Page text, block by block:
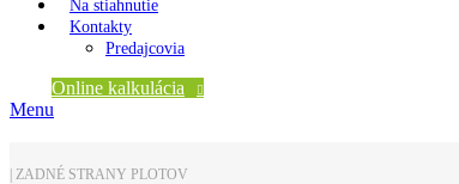
Na stiahnutie
Kontakty
Predajcovia
Online kalkulácia
Menu
ZADNÉ STRANY PLOTOV